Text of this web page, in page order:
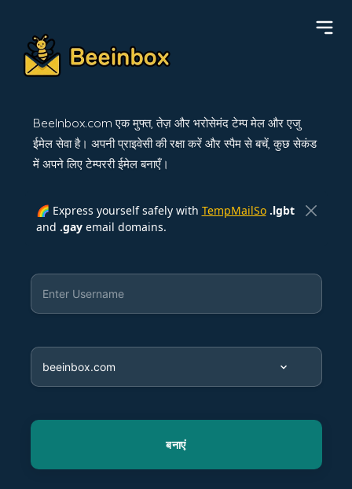
BeeInbox.com एक मुफ्त, तेज़ और भरोसेमंद टेम्प मेल और एजु
ईमेल सेवा है। अपनी प्राइवेसी की रक्षा करें और स्पैम से बचें, कुछ सेकंड
में अपने लिए टेम्पररी ईमेल बनाएँ।
🌈 Express yourself safely with TempMailSo .lgbt
and .gayemail domains.